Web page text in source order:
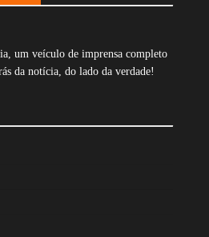
um veículo de imprensa completo
da notícia, do lado da verdade!